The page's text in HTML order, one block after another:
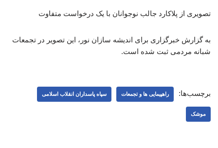
تصویری از پلاکارد جالب نوجوانان با یک درخواست متفاوت
به گزارش خبرگزاری برای اندیشه سازان نور، این تصویر در تجمعات
شبانه مردمی ثبت شده است.
برچسب‌ها: راهپیمایی ها و تجمعات سپاه پاسداران انقلاب اسلامی
موشک